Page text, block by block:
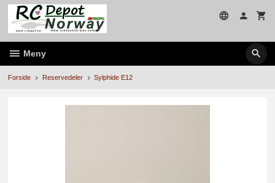
Gå
innholdet
Meny
Forside Reservedeler Sylphide E12